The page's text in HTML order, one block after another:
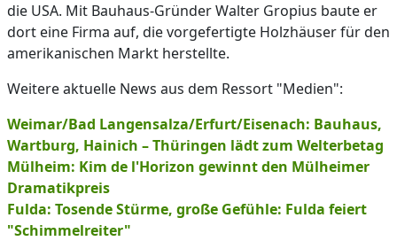
die USA. Mit Bauhaus-Gründer Walter Gropius baute er
dort eine Firma auf, die vorgefertigte Holzhäuser für den
amerikanischen Markt herstellte.
Weitere aktuelle News aus dem Ressort "Medien":
Weimar/Bad Langensalza/Erfurt/Eisenach: Bauhaus,
Wartburg, Hainich – Thüringen lädt zum Welterbetag
Mülheim: Kim de l'Horizon gewinnt den Mülheimer
Dramatikpreis
Fulda: Tosende Stürme, große Gefühle: Fulda feiert
"Schimmelreiter"